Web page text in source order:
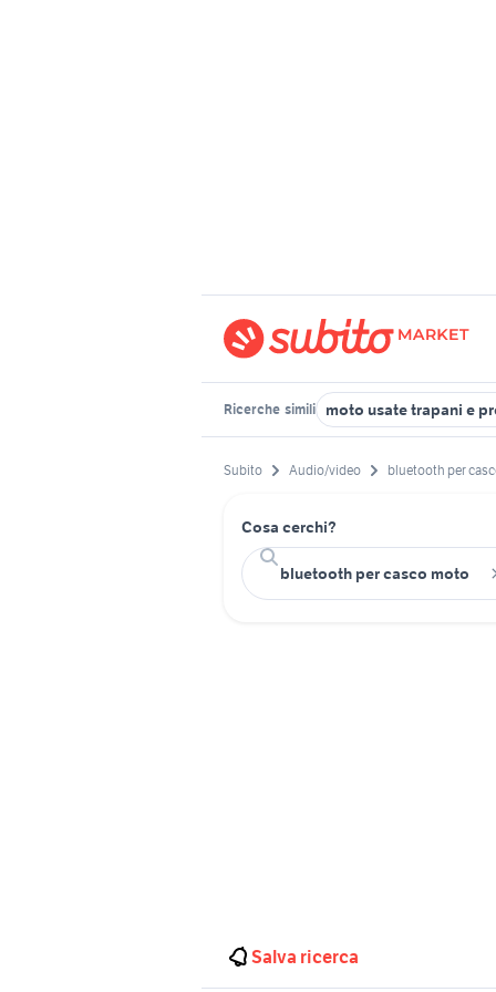
Ricerche simili moto usate trapani e
Subito Audio/video bluetooth per
Cosa cerchi?
Salva ricerca